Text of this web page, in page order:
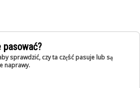
pasować?
sprawdzić, czy ta część pasuje lub są
naprawy.